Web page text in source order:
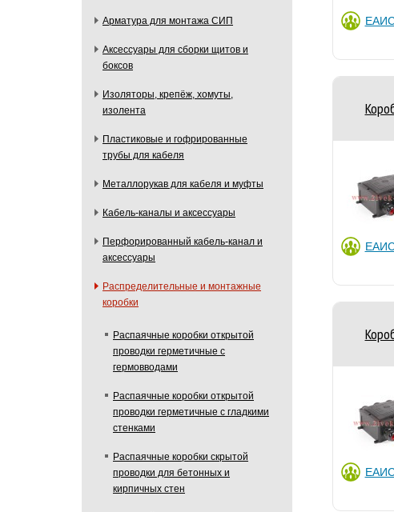
Арматура для монтажа СИП
Аксессуары для сборки щитов и
боксов
Изоляторы, крепёж, хомуты,
изолента
Пластиковые и гофрированные
трубы для кабеля
Металлорукав для кабеля и муфты
Кабель-каналы и аксессуары
Перфорированный кабель-канал и
аксессуары
Распределительные и монтажные
коробки
Распаячные коробки открытой
проводки герметичные с
гермовводами
Распаячные коробки открытой
проводки герметичные с гладкими
стенками
Распаячные коробки скрытой
проводки для бетонных и
кирпичных стен